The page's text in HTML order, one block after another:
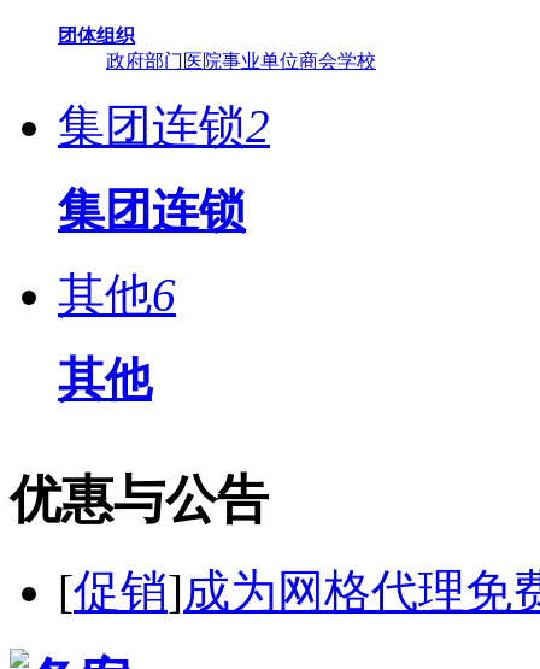
团体组织
政府部门 医院事业单位商会学校
集团连锁2
集团连锁
其他6
其他
优惠与公告
[促销]成为网格代理免